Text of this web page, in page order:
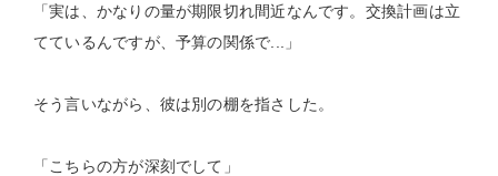
「実は、かなりの量が期限切れ間近なんです。交換計画は立
てているんですが、予算の関係で...」
そう言いながら、彼は別の棚を指さした。
「こちらの方が深刻でして」